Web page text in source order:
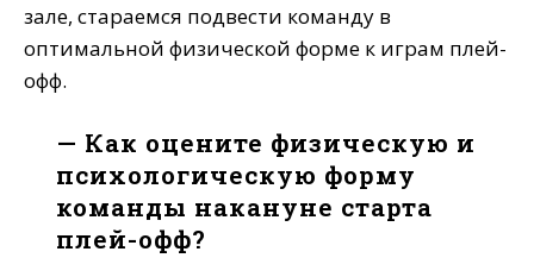
зале, стараемся подвести команду в
оптимальной физической форме к играм плей-
офф.
— Как оцените физическую и
психологическую форму
команды накануне старта
плей-офф?